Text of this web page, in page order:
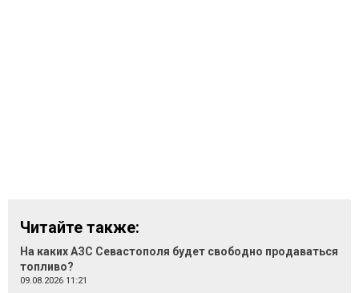
Читайте также:
На каких АЗС Севастополя будет свободно продаваться
топливо?
09.08.2026 11:21